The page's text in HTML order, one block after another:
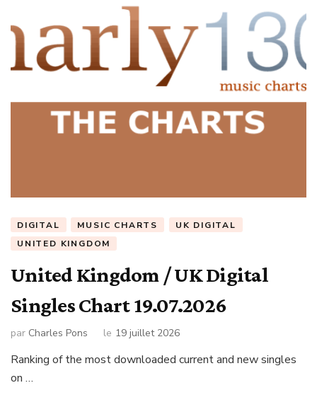
DIGITAL MUSIC CHARTS
UK DIGITAL
UNITED KINGDOM
United Kingdom / UK Digital
Singles Chart 19.07.2026
par Charles Pons le 19 juillet 2026
Ranking of the most downloaded current and new singles
on …